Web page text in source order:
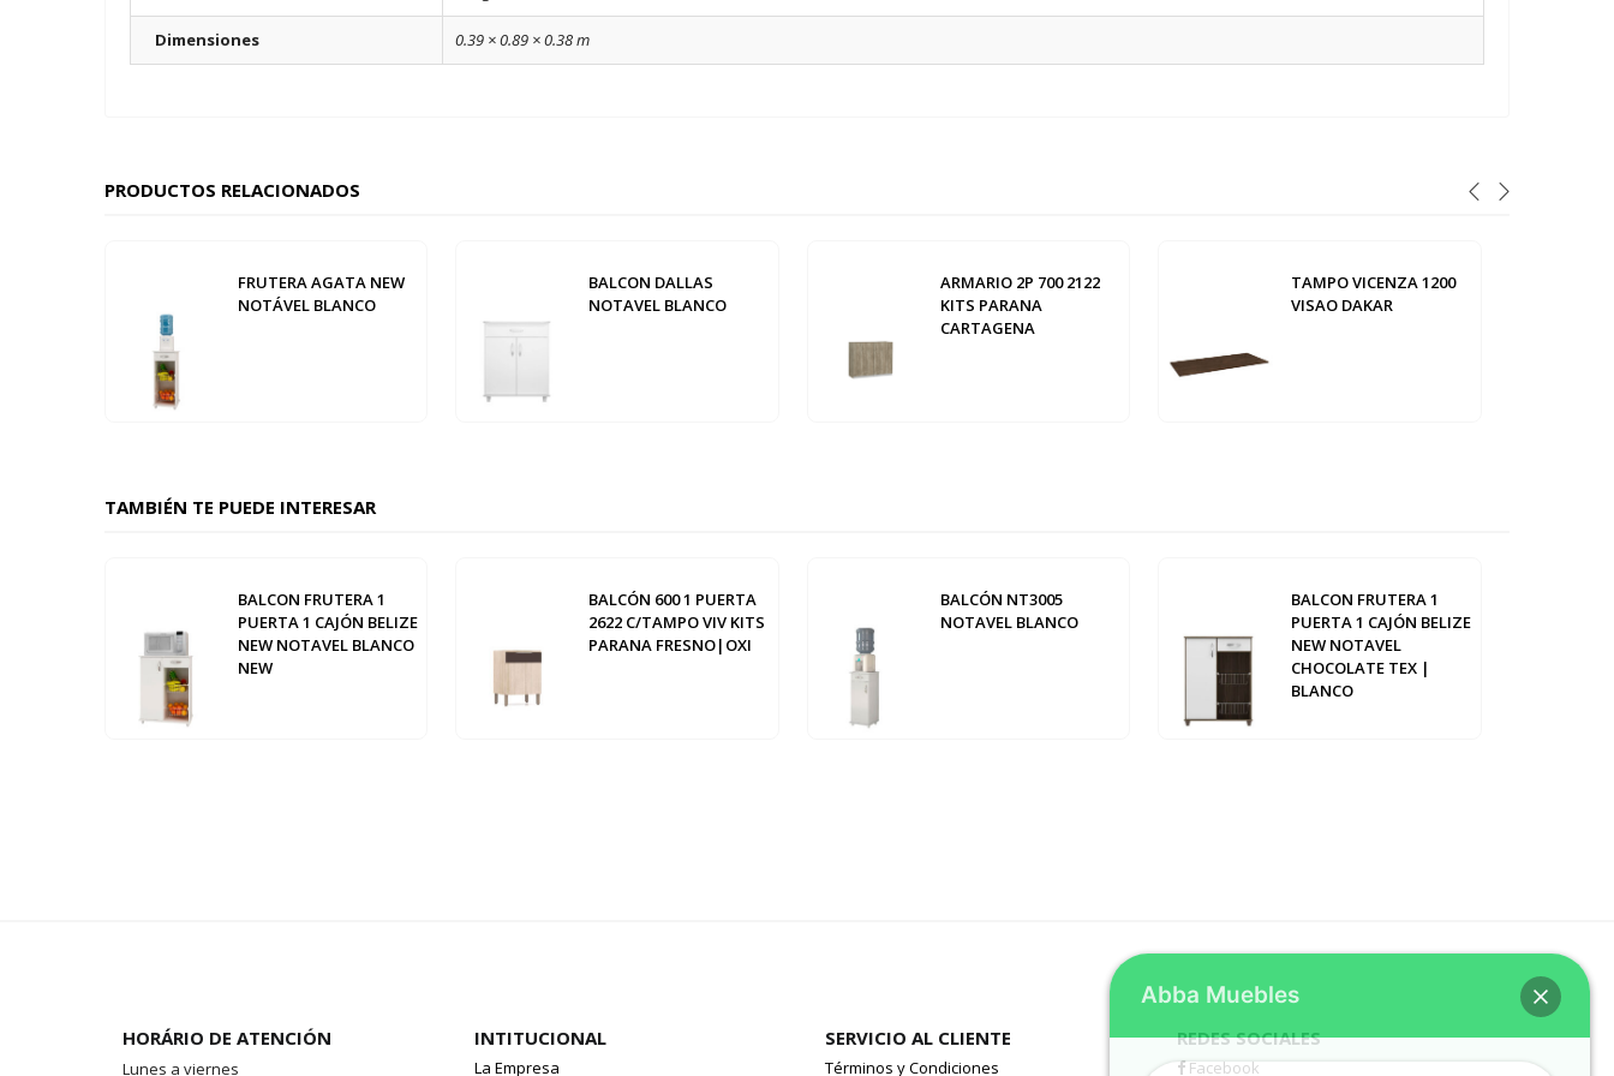
Dimensiones 0.39 × 0.89 × 0.38 m
PRODUCTOS RELACIONADOS
FRUTERA AGATA NEW
NOTÁVEL BLANCO
BALCON DALLAS
NOTAVEL BLANCO
ARMARIO 2P 700 2122
KITS PARANA
CARTAGENA
TAMPO VICENZA 1200
VISAO DAKAR
TAMBIÉN TE PUEDE INTERESAR
BALCON FRUTERA 1
PUERTA 1 CAJÓN BELIZE
NEW NOTAVEL BLANCO
NEW
BALCÓN 600 1 PUERTA
2622 C/TAMPO VIV KITS
PARANA FRESNO|OXI
BALCÓN NT3005
NOTAVEL BLANCO
BALCON FRUTERA 1
PUERTA 1 CAJÓN BELIZE
NEW NOTAVEL
CHOCOLATE TEX |
BLANCO
HORÁRIO DE ATENCIÓN
Lunes a viernes
INTITUCIONAL
La Empresa
SERVICIO AL CLIENTE
Términos y Condiciones
REDES SOCIALES
Facebook
Abba Muebles